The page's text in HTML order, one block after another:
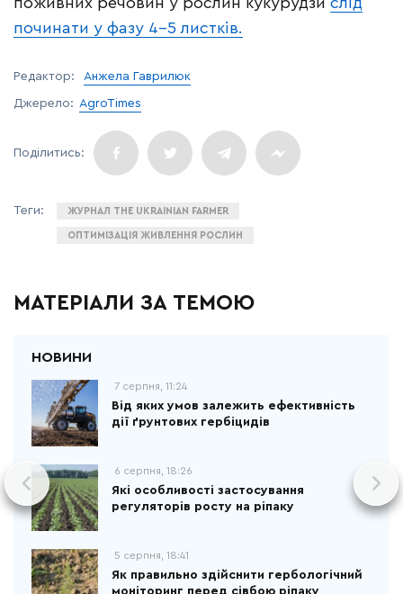
починати у фазу 4–5 листків.
Редактор: Анжела Гаврилюк
Джерело: AgroTimes
ЖУРНАЛ THE UKRAINIAN FARMER
ОПТИМІЗАЦІЯ ЖИВЛЕННЯ РОСЛИН
МАТЕРІАЛИ ЗА ТЕМОЮ
7 серпня, 11:24
Від яких умов залежить ефективність
дії ґрунтових гербіцидів
6 серпня, 18:26
Які особливості застосування
регуляторів росту на ріпаку
5 серпня, 18:41
Як правильно здійснити гербологічний